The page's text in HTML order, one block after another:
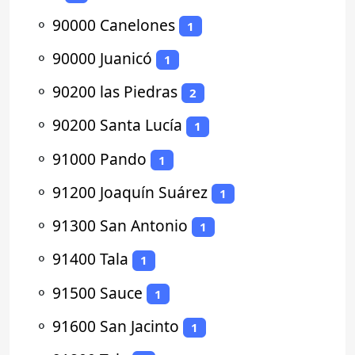
⚬ 90000 Canelones 1
⚬ 90000 Juanicó 1
⚬ 90200 las Piedras 2
⚬ 90200 Santa Lucía 1
⚬ 91000 Pando 1
⚬ 91200 Joaquín Suárez 1
⚬ 91300 San Antonio 1
⚬ 91400 Tala 1
⚬ 91500 Sauce 1
⚬ 91600 San Jacinto 1